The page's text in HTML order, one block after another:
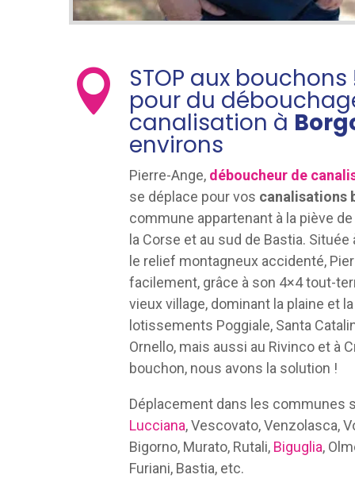
 STOP aux
pour du
canalisation à
environs
Pierre-Ange, déboucheur de
se déplace pour vos canalisations
commune appartenant à la piève
la Corse et au sud de Bastia.
le relief montagneux accidenté,
facilement, grâce à son 4×4 tout-
vieux village, dominant la plaine et
lotissements Poggiale, Santa
Ornello, mais aussi au Rivinco et à
bouchon, nous avons la solution !
Déplacement dans les communes
Lucciana, Vescovato, Venzolasca,
Bigorno, Murato, Rutali, Biguglia,
Furiani, Bastia, etc.